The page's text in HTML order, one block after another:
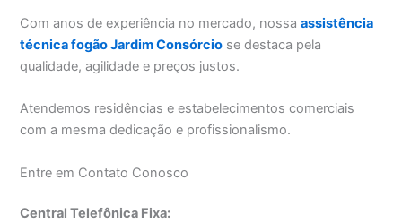
Com anos de experiência no mercado, nossaassistência
técnica fogão Jardim Consórcio se destaca pela
qualidade, agilidade e preços justos.
Atendemos residências e estabelecimentos comerciais
com a mesma dedicação e profissionalismo.
Entre em Contato Conosco
Central Telefônica Fixa: